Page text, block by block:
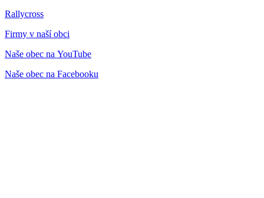
Rallycross
Firmy v naší obci
Naše obec na YouTube
Naše obec na Facebooku